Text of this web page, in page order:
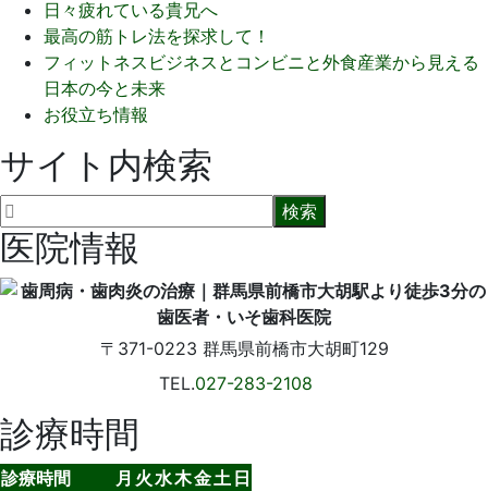
日々疲れている貴兄へ
最高の筋トレ法を探求して！
フィットネスビジネスとコンビニと外食産業から見える
日本の今と未来
お役立ち情報
サイト内検索
医院情報
〒371-0223 群馬県前橋市大胡町129
TEL.027-283-2108
診療時間
診療時間 月 火水木金土 日